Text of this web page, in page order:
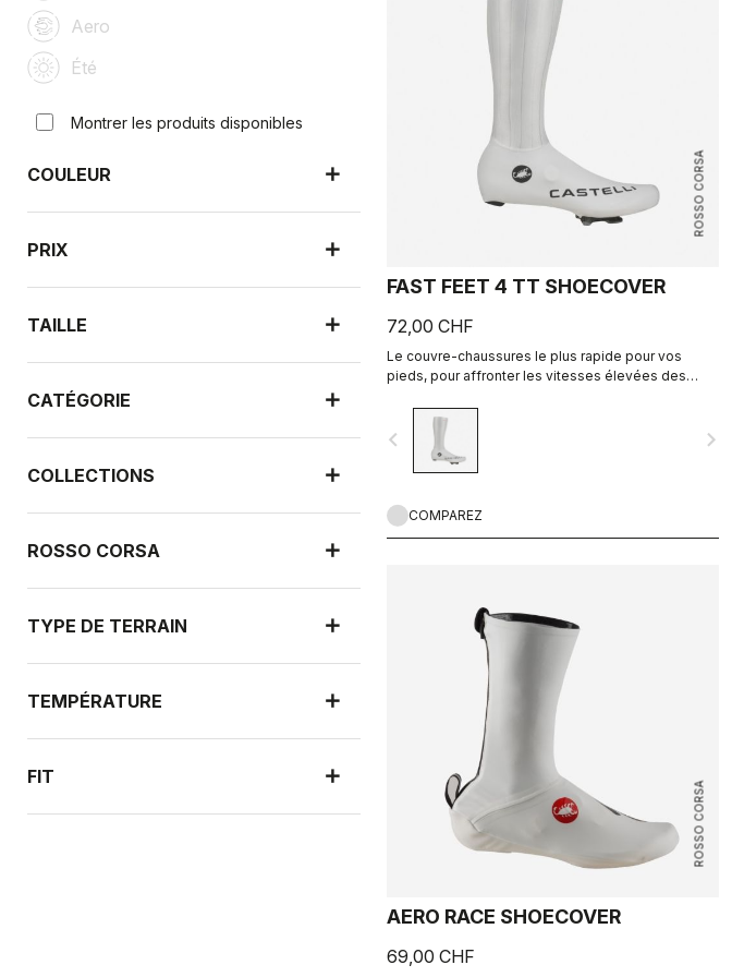
Aero
Été
Montrer les produits disponibles
COULEUR
PRIX
TAILLE
CATÉGORIE
COLLECTIONS
ROSSO CORSA
TYPE DE TERRAIN
TEMPÉRATURE
FIT
ROSSO CORSA
FAST FEET 4 TT SHOECOVER
72,00 CHF
Le couvre-chaussures le plus rapide pour vos
pieds, pour affronter les vitesses élevées des
navigate_before navigate_next
COMPAREZ
ROSSO CORSA
AERO RACE SHOECOVER
69,00 CHF